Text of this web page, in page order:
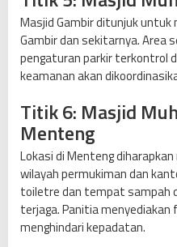
Masjid Gambir ditunjuk untuk
Gambir dan sekitarnya. Area
pengaturan parkir terkontrol
keamanan akan
Titik 6: Masjid
Menteng
Lokasi di Menteng
wilayah permukiman dan
toiletre dan tempat sampah
terjaga. Panitia
menghindari kepadatan.